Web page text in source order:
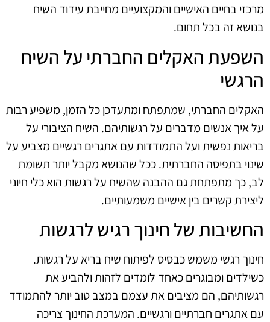
מרכזי בחיים האישיים והמקצועיים מחייבת עידוד השיח
בנושא זה בכל תחום.
השפעת האקלים החברתי על השיח
הרגשי
האקלים החברתי, שמתפתח ומתעדכן כל הזמן, משפיע רבות
על איך אנשים מדברים על רגשותיהם. השיח הציבורי על
בריאות נפשית ועל התמודדות עם אתגרים רגשיים מצביע על
שינוי בתפיסה החברתית. ככל שהנושא מקבל יותר תשומת
לב, כך מתפתחת גם ההבנה שהשיח על רגשות הוא כלי חיוני
ליצירת קשרים בין אישיים משמעותיים.
החשיבות של חינוך רגיש לרגשות
חינוך רגשי משמש כבסיס לפיתוח שיח בריא על רגשות.
כשילדים ומבוגרים כאחד לומדים לזהות ולהביע את
רגשותיהם, הם מציבים את עצמם במצב טוב יותר להתמודד
עם אתגרים חברתיים ורגשיים. המערכת החינוך צריכה